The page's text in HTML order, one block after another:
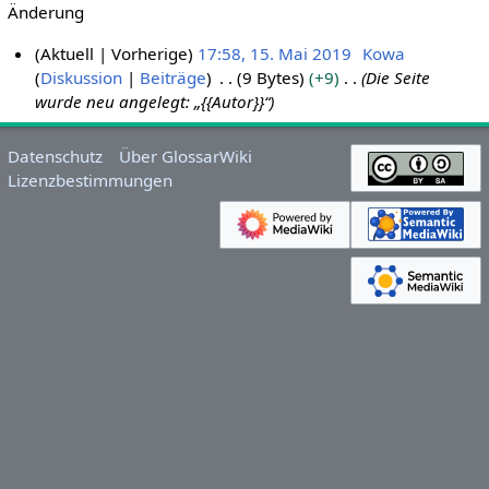
Änderung
.
M
a
Aktuell Vorherige 17:58, 15. Mai 2019 Kowa
Diskussion
Beiträge 9 Bytes +9
Die Seite
wurde neu angelegt: „{{Autor}}“
Datenschutz
Über GlossarWiki
Lizenzbestimmungen